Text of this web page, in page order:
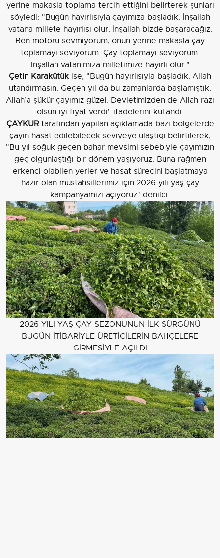
yerine makasla toplama tercih ettiğini belirterek şunları
söyledi: "Bugün hayırlısıyla çayımıza başladık. İnşallah
vatana millete hayırlısı olur. İnşallah bizde başaracağız.
Ben motoru sevmiyorum, onun yerine makasla çay
toplamayı seviyorum. Çay toplamayı seviyorum.
İnşallah vatanımıza milletimize hayırlı olur."
Çetin Karakütükise, "Bugün hayırlısıyla başladık. Allah
utandırmasın. Geçen yıl da bu zamanlarda başlamıştık.
Allah’a şükür çayımız güzel. Devletimizden de Allah razı
olsun iyi fiyat verdi" ifadelerini kullandı.
ÇAYKURtarafından yapılan açıklamada bazı bölgelerde
çayın hasat edilebilecek seviyeye ulaştığı belirtilerek,
"Bu yıl soğuk geçen bahar mevsimi sebebiyle çayımızın
geç olgunlaştığı bir dönem yaşıyoruz. Buna rağmen
erkenci olabilen yerler ve hasat sürecini başlatmaya
hazır olan müstahsillerimiz için 2026 yılı yaş çay
kampanyamızı açıyoruz" denildi.
2026 YILI YAŞ ÇAY SEZONUNUN İLK SÜRGÜNÜ
BUGÜN İTİBARİYLE ÜRETİCİLERİN BAHÇELERE
GİRMESİYLE AÇILDI